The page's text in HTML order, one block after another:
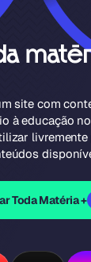
site com
à educação
Toda Matéria +